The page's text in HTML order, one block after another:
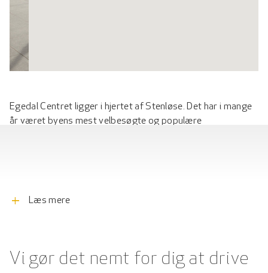
Egedal Centret ligger i hjertet af Stenløse. Det har i mange
år været byens mest velbesøgte og populære
gavn. Desuden er det nemt at komme til og fra, da både bus
benytte dig af de 1400 gratis parkeringspladser.
add Læs mere
Vi gør det nemt for dig at drive